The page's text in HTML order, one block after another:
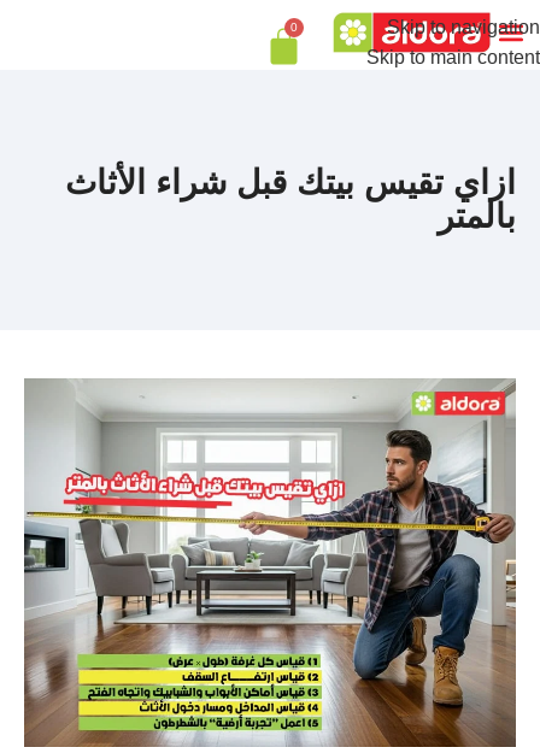
Skip to navigation
Skip to main content
0
ازاي تقيس بيتك قبل شراء الأثاث
بالمتر